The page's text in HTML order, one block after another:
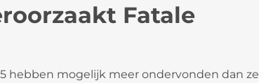
Fatale
hebben mogelijk meer ondervonden dan ze